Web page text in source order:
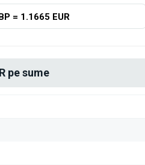
= 1.1665 EUR
pe sume